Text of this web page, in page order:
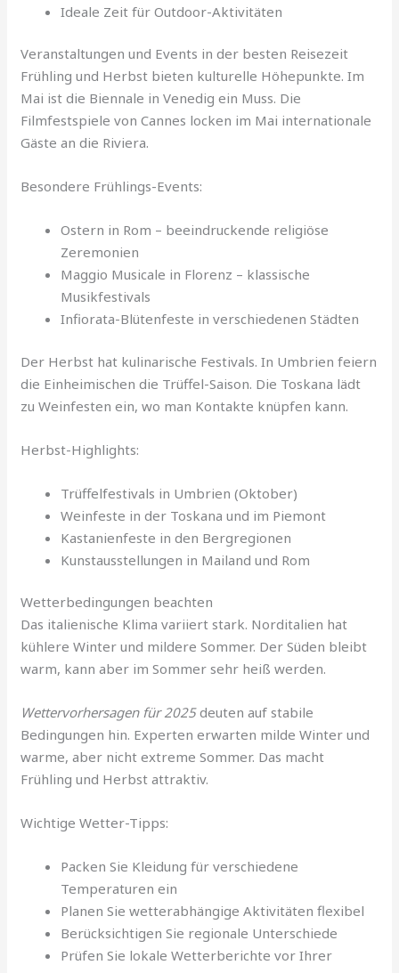
Ideale Zeit für Outdoor-Aktivitäten
Veranstaltungen und Events in der besten Reisezeit
Frühling und Herbst bieten kulturelle Höhepunkte. Im
Mai ist die Biennale in Venedig ein Muss. Die
Filmfestspiele von Cannes locken im Mai internationale
Gäste an die Riviera.
Besondere Frühlings-Events:
Ostern in Rom – beeindruckende religiöse
Zeremonien
Maggio Musicale in Florenz – klassische
Musikfestivals
Infiorata-Blütenfeste in verschiedenen Städten
Der Herbst hat kulinarische Festivals. In Umbrien feiern
die Einheimischen die Trüffel-Saison. Die Toskana lädt
zu Weinfesten ein, wo man Kontakte knüpfen kann.
Herbst-Highlights:
Trüffelfestivals in Umbrien (Oktober)
Weinfeste in der Toskana und im Piemont
Kastanienfeste in den Bergregionen
Kunstausstellungen in Mailand und Rom
Wetterbedingungen beachten
Das italienische Klima variiert stark. Norditalien hat
kühlere Winter und mildere Sommer. Der Süden bleibt
warm, kann aber im Sommer sehr heiß werden.
Wettervorhersagen für 2025deuten auf stabile
Bedingungen hin. Experten erwarten milde Winter und
warme, aber nicht extreme Sommer. Das macht
Frühling und Herbst attraktiv.
Wichtige Wetter-Tipps:
Packen Sie Kleidung für verschiedene
Temperaturen ein
Planen Sie wetterabhängige Aktivitäten flexibel
Berücksichtigen Sie regionale Unterschiede
Prüfen Sie lokale Wetterberichte vor Ihrer